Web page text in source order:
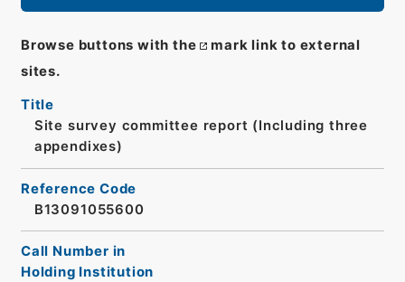
Browse buttons with the
mark link to external
sites.
Title
Site survey committee report (Including three
appendixes)
Reference Code
B13091055600
Call Number in
Holding Institution